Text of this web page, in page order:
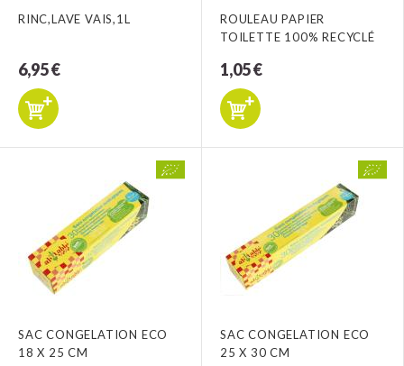
RINC,LAVE VAIS,1L
6,95 €
ROULEAU PAPIER
TOILETTE 100% RECYCLÉ
1,05 €
SAC CONGELATION ECO
18 X 25 CM
SAC CONGELATION ECO
25 X 30 CM